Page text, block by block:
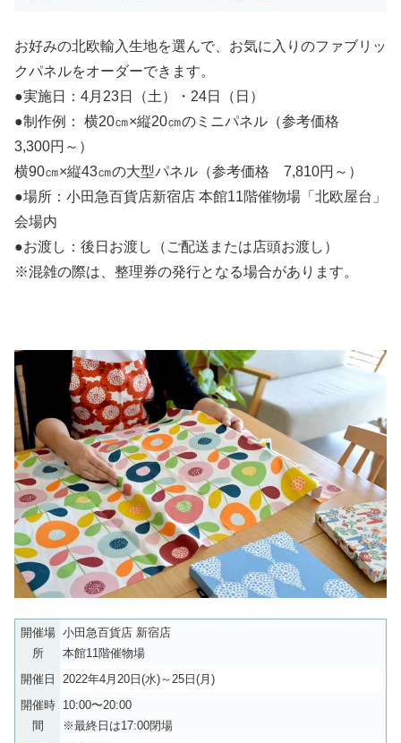
お好みの北欧輸入生地を選んで、お気に入りのファブリッ
クパネルをオーダーできます。
●実施日：4月23日（土）・24日（日）
●制作例： 横20㎝×縦20㎝のミニパネル（参考価格
3,300円～）
横90㎝×縦43㎝の大型パネル（参考価格 7,810円～）
●場所：小田急百貨店新宿店 本館11階催物場「北欧屋台」
会場内
●お渡し：後日お渡し（ご配送または店頭お渡し）
※混雑の際は、整理券の発行となる場合があります。
開催場
所
小田急百貨店 新宿店
本館11階催物場
開催日
2022年4月20日(水)～25日(月)
開催時
間
10:00〜20:00
※最終日は17:00閉場